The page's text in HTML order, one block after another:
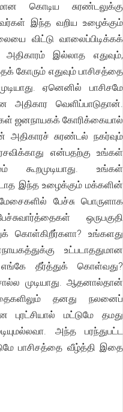
கொடிய சுரண்டலுக்கு
இந்த வறிய உழைக்கும்
விட்டு வாலைப்பிடிக்கக்
இல்லாத எதுவும்,
கோரும் எதுவும் பாசிசத்தை
ஏனெனில் பாசிசமே
அதிகார வெளிப்பாடுதான்.
ஜனநாயகக் கோரிக்கையால்
அதிகாரச் சுரண்டல் நகர்வும்
என்பதற்கு உங்கள்
கூறமுடியாது. உங்கள்
இந்த உழைக்கும் மக்களின்
பேச்சு பொருளாக
ஒருபகுதி
கொள்கிறீர்களா? உங்களது
உட்படாததுமான
தீர்த்துக் கொள்வது?
முடியாது. ஆதனால்தான்
தனது நலனைப்
புரட்சியால் மட்டுமே தமது
அந்த பரந்துபட்ட
பாசிசத்தை வீழ்த்தி இதை